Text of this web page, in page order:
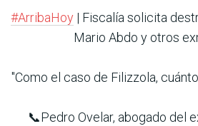
#ArribaHoy| Fiscalía solicita
Mario Abdo y otros
"Como el caso de Filizzola,
📞Pedro Ovelar, abogado del